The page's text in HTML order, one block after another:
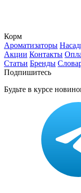
Корм
Ароматизаторы
Акции Контакты
Статьи Бренды
Подпишитесь
Будьте в курсе